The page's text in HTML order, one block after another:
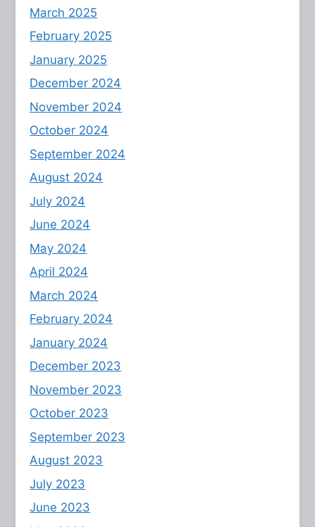
March 2025
February 2025
January 2025
December 2024
November 2024
October 2024
September 2024
August 2024
July 2024
June 2024
May 2024
April 2024
March 2024
February 2024
January 2024
December 2023
November 2023
October 2023
September 2023
August 2023
July 2023
June 2023